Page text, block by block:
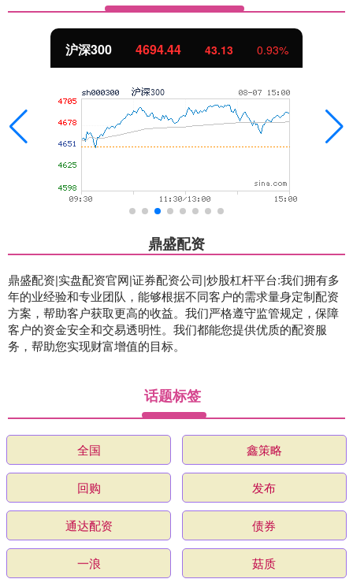
北证50 1134.24 11.37 1.01%
鼎盛配资
鼎盛配资|实盘配资官网|证券配资公司|炒股杠杆平台:我们拥有多
年的业经验和专业团队，能够根据不同客户的需求量身定制配资
方案，帮助客户获取更高的收益。我们严格遵守监管规定，保障
客户的资金安全和交易透明性。我们都能您提供优质的配资服
务，帮助您实现财富增值的目标。
话题标签
全国 鑫策略
回购 发布
通达配资 债券
一浪 菇质